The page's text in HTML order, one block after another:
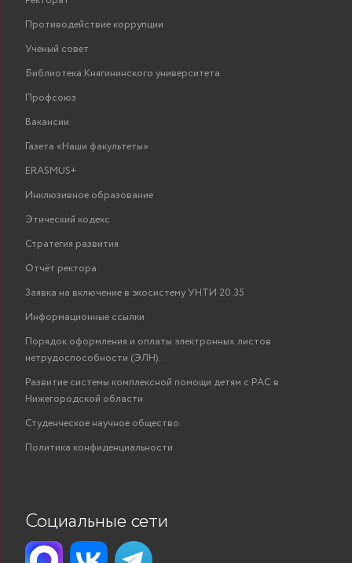
Противодействие коррупции
Ученый совет
Библиотека Княгининского университета
Профсоюз
Вакансии
Газета «Наши факультеты»
ERASMUS+
Инклюзивное образование
Этический кодекс
Стратегия развития
Отчёт ректора
Заявка на включение в экосистему УНТИ 20.35
Информационные ссылки
Порядок оформления и оплаты электронных листов
нетрудоспособности (ЭЛН).
Развитие системы комплексной помощи детям с РАС в
Нижегородской области
Студенческое научное общество
Политика конфиденциальности
Социальные сети